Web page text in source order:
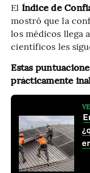
El Índice de
mostró que la
los médicos llega
científicos les
Estas
prácticamente